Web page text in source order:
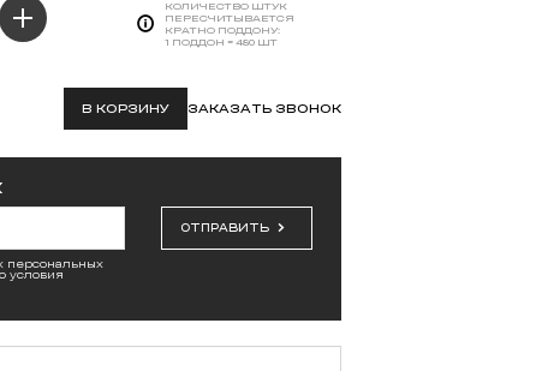
КОЛИЧЕСТВО ШТУК
ПЕРЕСЧИТЫВАЕТСЯ
КРАТНО ПОДДОНУ:
1 ПОДДОН = 480 ШТ
В КОРЗИНУ ЗАКАЗАТЬ ЗВОНОК
ОТПРАВИТЬ
персональных
условия